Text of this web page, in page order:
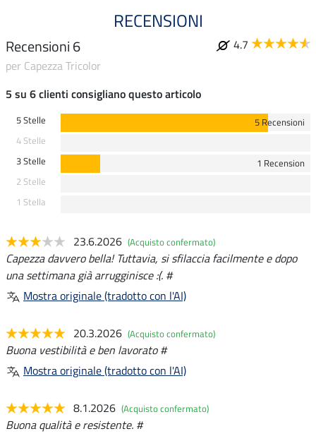
RECENSIONI
Recensioni 6
4.7
per Capezza Tricolor
5 su 6 clienti consigliano questo articolo
5 Stelle
5 Recensioni
4 Stelle
3 Stelle
1 Recension
2 Stelle
1 Stella
23.6.2026 (Acquisto confermato)
Capezza davvero bella! Tuttavia, si sfilaccia facilmente e dopo
una settimana già arrugginisce :(. #
Mostra originale (tradotto con l'AI)
20.3.2026 (Acquisto confermato)
Buona vestibilità e ben lavorato #
Mostra originale (tradotto con l'AI)
8.1.2026 (Acquisto confermato)
Buona qualità e resistente. #